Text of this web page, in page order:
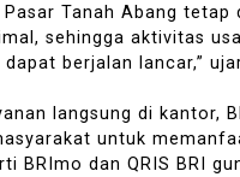
Pasar Tanah Abang tetap
sehingga aktivitas
berjalan lancar,”
langsung di kantor,
untuk
BRImo dan QRIS BRI